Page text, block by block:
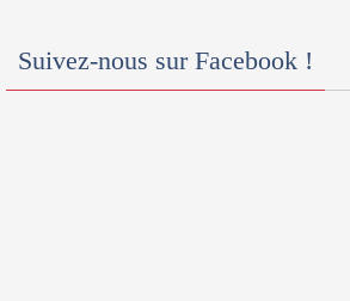
Suivez-nous sur Facebook !